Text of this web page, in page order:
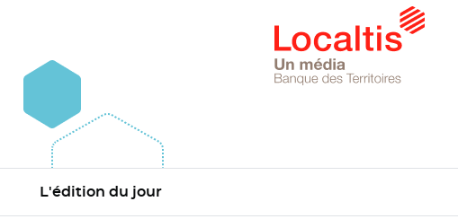
L'édition du jour